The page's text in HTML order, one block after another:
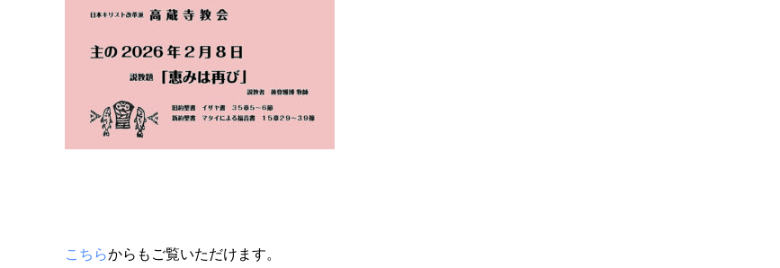
こちらからもご覧いただけます。